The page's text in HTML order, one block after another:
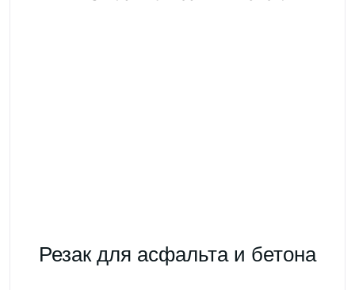
Резак для асфальта и бетона